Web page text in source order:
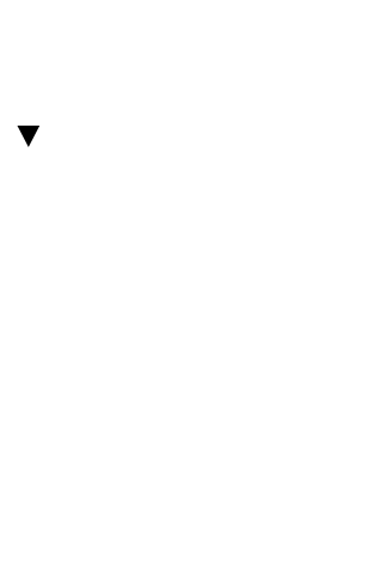
▼